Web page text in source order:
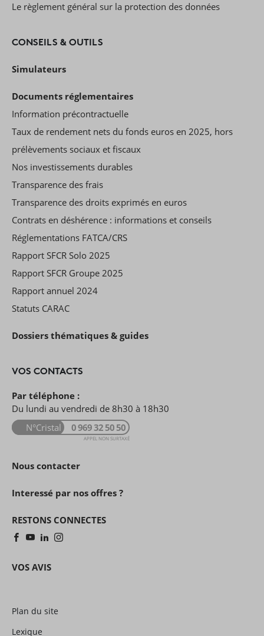
Le règlement général sur la protection des données
CONSEILS & OUTILS
Simulateurs
Documents réglementaires
Information précontractuelle
Taux de rendement nets du fonds euros en 2025, hors
prélèvements sociaux et fiscaux
Nos investissements durables
Transparence des frais
Transparence des droits exprimés en euros
Contrats en déshérence : informations et conseils
Réglementations FATCA/CRS
Rapport SFCR Solo 2025
Rapport SFCR Groupe 2025
Rapport annuel 2024
Statuts CARAC
Dossiers thématiques & guides
VOS CONTACTS
Par téléphone :
Du lundi au vendredi de 8h30 à 18h30
N°Cristal
0 969 32 50 50
APPEL NON SURTAXÉ
Nous contacter
Interessé par nos offres ?
RESTONS CONNECTES
VOS AVIS
Plan du site
Lexique